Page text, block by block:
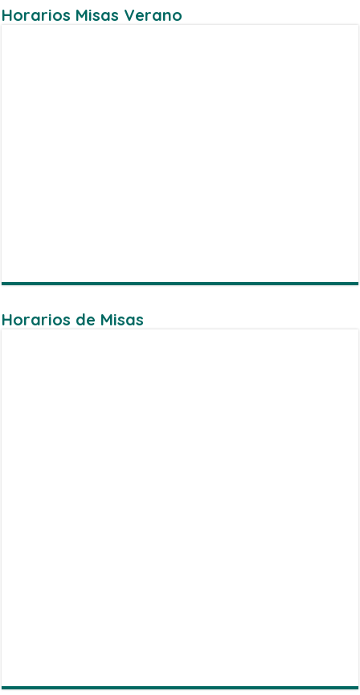
Horarios Misas Verano
Horarios de Misas